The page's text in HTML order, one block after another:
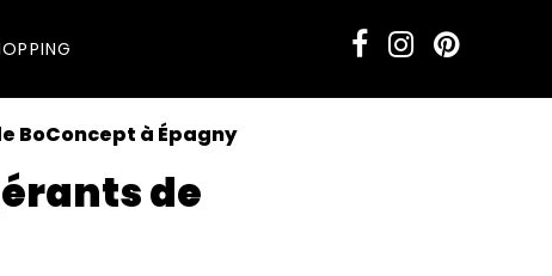
BoConcept à Épagny
de